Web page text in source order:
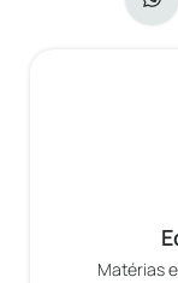
Matérias